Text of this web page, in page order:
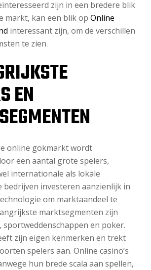
zijn in een bredere blik
markt, kan een blik opOnline
interessant zijn, om de verschillen
te zien.
EN
online gokmarkt wordt
een aantal grote spelers,
internationale als lokale
bedrijven investeren aanzienlijk in
om marktaandeel te
marktsegmenten zijn
sportweddenschappen en poker.
zijn eigen kenmerken en trekt
spelers aan. Online casino’s
hun brede scala aan spellen,